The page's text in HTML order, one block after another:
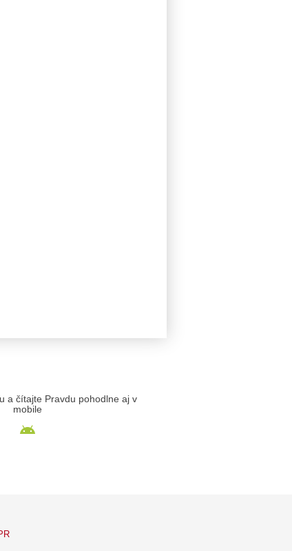
a čítajte Pravdu pohodlne aj v
mobile